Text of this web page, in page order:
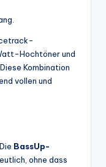
Hochtöner und
Kombination
vollen und
BassUp-
ohne dass